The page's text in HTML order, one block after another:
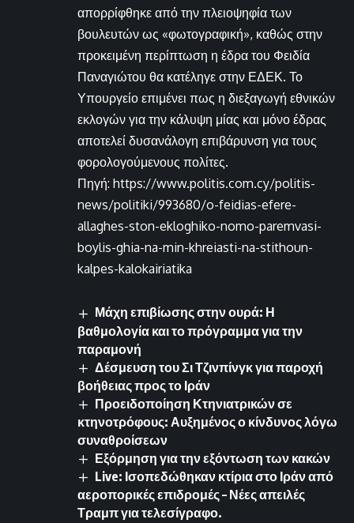
απορρίφθηκε από την πλειοψηφία των
βουλευτών ως «φωτογραφική», καθώς στην
προκειμένη περίπτωση η έδρα του Φειδία
Παναγιώτου θα κατέληγε στην ΕΔΕΚ. Το
Υπουργείο επιμένει πως η διεξαγωγή εθνικών
εκλογών για την κάλυψη μίας και μόνο έδρας
αποτελεί δυσανάλογη επιβάρυνση για τους
φορολογούμενους πολίτες.
Πηγή: https://www.politis.com.cy/politis-
news/politiki/993680/o-feidias-efere-
allaghes-ston-ekloghiko-nomo-paremvasi-
boylis-ghia-na-min-khreiasti-na-stithoun-
kalpes-kalokairiatika
Μάχη επιβίωσης στην ουρά: Η
βαθμολογία και το πρόγραμμα για την
παραμονή
Δέσμευση του Σι Τζινπίνγκ για παροχή
βοήθειας προς το Ιράν
Προειδοποίηση Κτηνιατρικών σε
κτηνοτρόφους: Αυξημένος ο κίνδυνος λόγω
συναθροίσεων
Εξόρμηση για την εξόντωση των κακών
Live: Ισοπεδώθηκαν κτίρια στο Ιράν από
αεροπορικές επιδρομές – Νέες απειλές
Τραμπ για τελεσίγραφο.